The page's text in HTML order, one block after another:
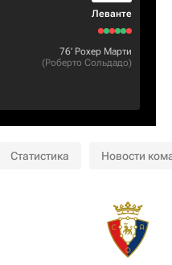
Леванте
76‎’‎ Рохер Марти
(Роберто Сольдадо)
Статистика Новости